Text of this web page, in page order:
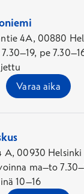
4A, 00880
pe
Varaa aika
A, 00930 Helsinki
ma–to
10–16